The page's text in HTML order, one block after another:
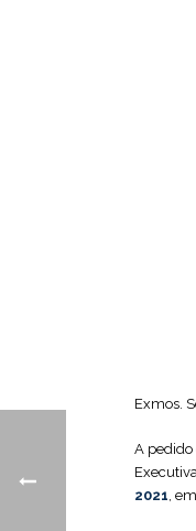
Exmos.
A pedido
2021, em